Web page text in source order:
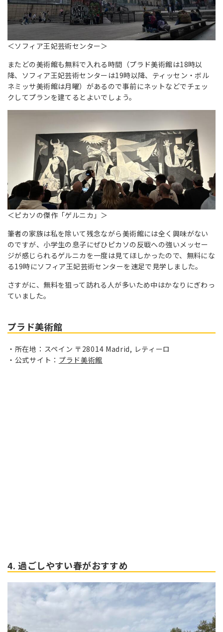
＜ソフィア王妃芸術センター＞
またどの美術館も無料で入れる時間（プラド美術館は18時以
降、ソフィア王妃芸術センターは19時以降、ティッセン・ボル
ネミッサ美術館は月曜）があるので事前にネットなどでチェッ
クしてプランを建てるとよいでしょう。
＜ピカソの傑作「ゲルニカ」＞
筆者の家族は私を除いて残念ながら美術館には全く興味がない
のですが、小学生の息子にぜひピカソの反戦への強いメッセー
ジが感じられるゲルニカを一度は見てほしかったので、無料にな
る19時にソフィア王妃芸術センターを速足で見学しました。
さすがに、無料を狙って訪れる人が多いため中はかなりにぎわっ
ていました。
プラド美術館
所在地：スペイン 〒28014 Madrid, レティーロ
公式サイト： プラド美術館
4. 過ごしやすい春がおすすめ